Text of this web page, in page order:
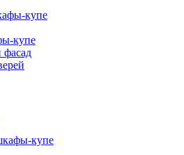
купе
купе
фасад
купе